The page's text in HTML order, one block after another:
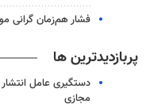
فشار هم‌زمان گرانی
پربازدیدترین ها
دستگیری عامل
مجازی